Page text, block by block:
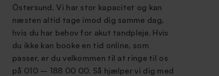
Östersund. Vi har stor kapacitet og kan
næsten altid tage imod dig samme dag,
hvis du har behov for akut tandpleje. Hvis
du ikke kan booke en tid online, som
passer, er du velkommen til at ringe til os
på 010 – 188 00 00. Så hjælper vi dig med